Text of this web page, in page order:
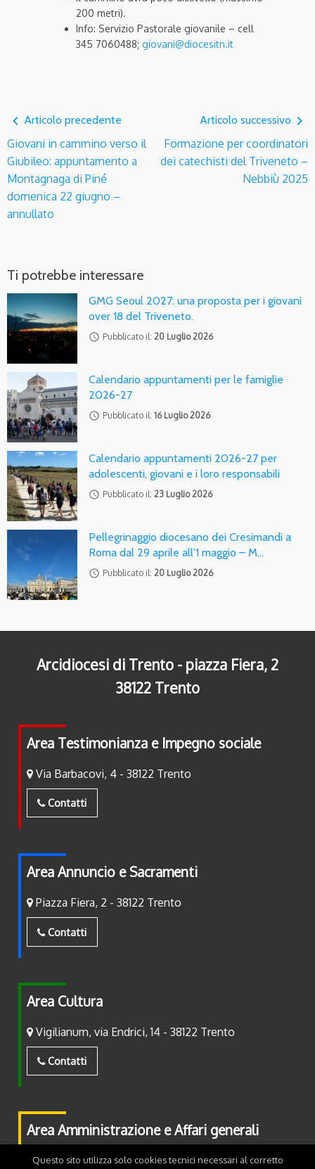
200 metri).
Info: Servizio Pastorale giovanile – cell
345 7060488; giovani@diocesitn.it
navigate_before Articolo precedente
Giovani in cammino verso il
Giubileo: appuntamento a
Montagnaga di Piné
domenica 22 giugno –
annullato
Articolo successivo navigate_next
Formazione per coordinatori
dei catechisti del Triveneto –
Nebbiù 2025
Ti potrebbe interessare
GMG Seoul 2027: una proposta per i giovani
over 18 del Triveneto.
access_time Pubblicato il: 20 Luglio 2026
Calendario appuntamenti per le famiglie
2026-27
access_time Pubblicato il: 16 Luglio 2026
Calendario appuntamenti 2026-27 per
adolescenti, giovani e i loro responsabili
access_time Pubblicato il: 23 Luglio 2026
Pellegrinaggio diocesano dei Cresimandi a
Roma dal 29 aprile all’1 maggio – M…
access_time Pubblicato il: 20 Luglio 2026
Arcidiocesi di Trento - piazza Fiera, 2
38122 Trento
Area Testimonianza e Impegno sociale
Via Barbacovi, 4 - 38122 Trento
Contatti
Area Annuncio e Sacramenti
Piazza Fiera, 2 - 38122 Trento
Contatti
Area Cultura
Vigilianum, via Endrici, 14 - 38122 Trento
Contatti
Area Amministrazione e Affari generali
Piazza Fiera, 2 - 38122 Trento
Questo sito utilizza solo cookies tecnici necessari al corretto